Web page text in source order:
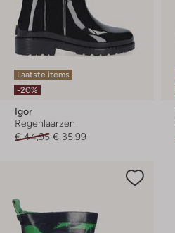
Laatste items
-20%
Igor
Regenlaarzen
€ 44,95 € 35,99